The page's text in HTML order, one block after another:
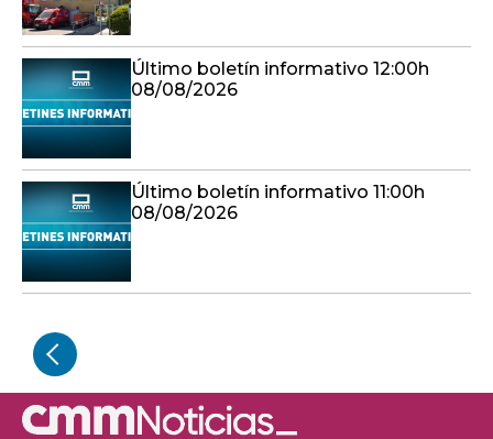
Último boletín informativo 12:00h
08/08/2026
Último boletín informativo 11:00h
08/08/2026